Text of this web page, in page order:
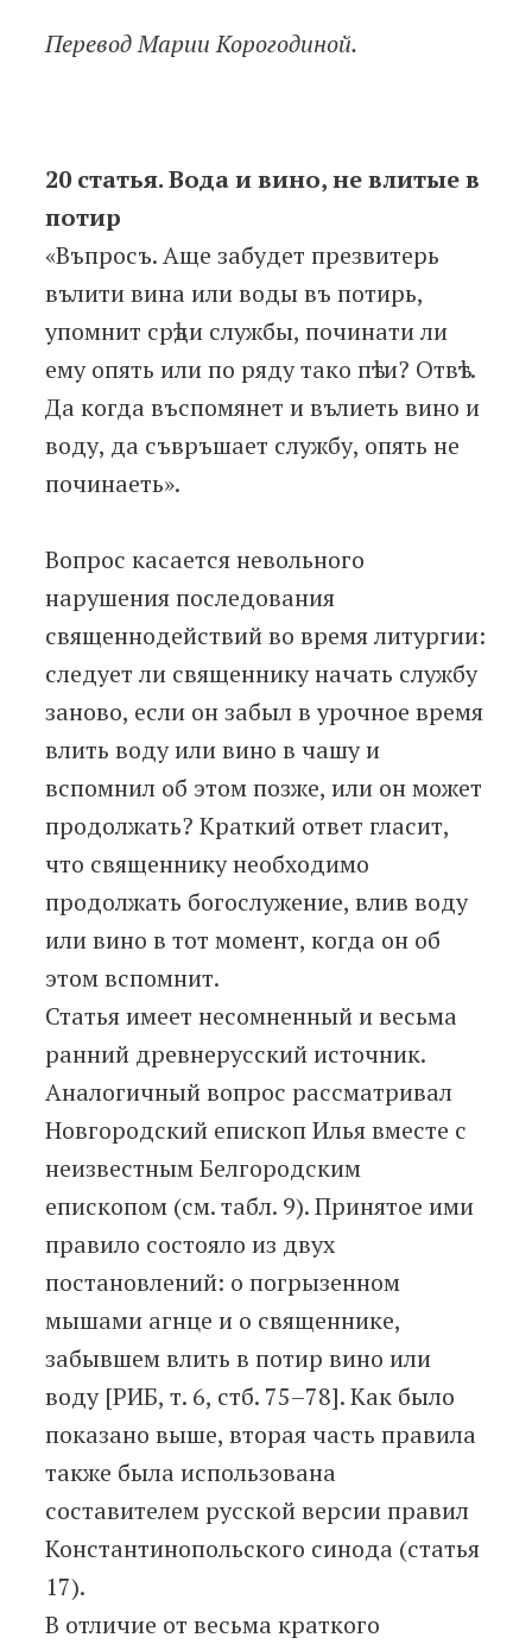
Перевод Марии Корогодиной.
20 статья. Вода и вино, не влитые в
потир
«Въпросъ. Аще забудет презвитерь
вълити вина или воды въ потирь,
упомнит срѣди службы, починати ли
ему опять или по ряду тако пѣти? Отвѣт.
Да когда въспомянет и вълиеть вино и
воду, да съвръшает службу, опять не
починаеть».
Вопрос касается невольного
нарушения последования
священнодействий во время литургии:
следует ли священнику начать службу
заново, если он забыл в урочное время
влить воду или вино в чашу и
вспомнил об этом позже, или он может
продолжать? Краткий ответ гласит,
что священнику необходимо
продолжать богослужение, влив воду
или вино в тот момент, когда он об
этом вспомнит.
Статья имеет несомненный и весьма
ранний древнерусский источник.
Аналогичный вопрос рассматривал
Новгородский епископ Илья вместе с
неизвестным Белгородским
епископом (см. табл. 9). Принятое ими
правило состояло из двух
постановлений: о погрызенном
мышами агнце и о священнике,
забывшем влить в потир вино или
воду [РИБ, т. 6, стб. 75–78]. Как было
показано выше, вторая часть правила
также была использована
составителем русской версии правил
Константинопольского синода (статья
17).
В отличие от весьма краткого